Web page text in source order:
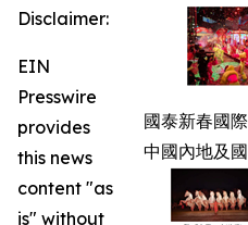
國泰新春國
中國內地及
Disclaimer:
EIN
Presswire
provides
this news
content "as
is" without